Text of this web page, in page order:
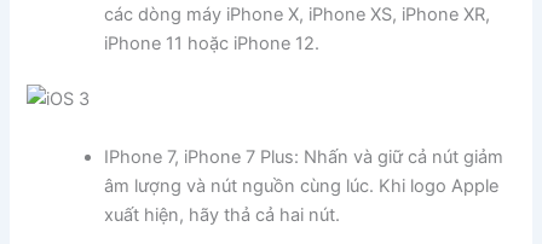
các dòng máy iPhone X, iPhone XS, iPhone XR,
iPhone 11 hoặc iPhone 12.
IPhone 7, iPhone 7 Plus: Nhấn và giữ cả nút giảm
âm lượng và nút nguồn cùng lúc. Khi logo Apple
xuất hiện, hãy thả cả hai nút.